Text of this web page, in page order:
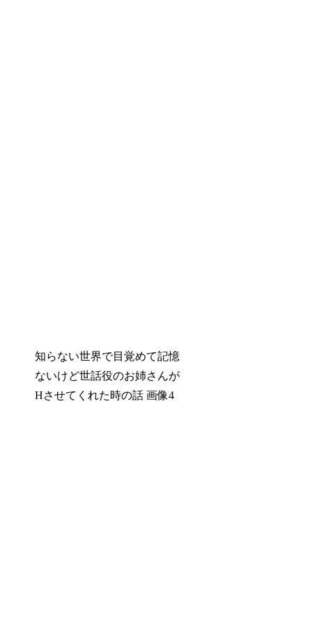
知らない世界で目覚めて記憶
ないけど世話役のお姉さんが
Hさせてくれた時の話 画像4